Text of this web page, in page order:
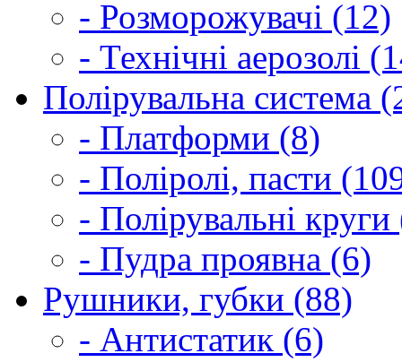
- Розморожувачі (12)
- Технічні аерозолі
Полірувальна система
- Платформи (8)
- Поліролі, пасти
- Полірувальні
- Пудра проявна (6)
Рушники, губки (88)
- Антистатик (6)